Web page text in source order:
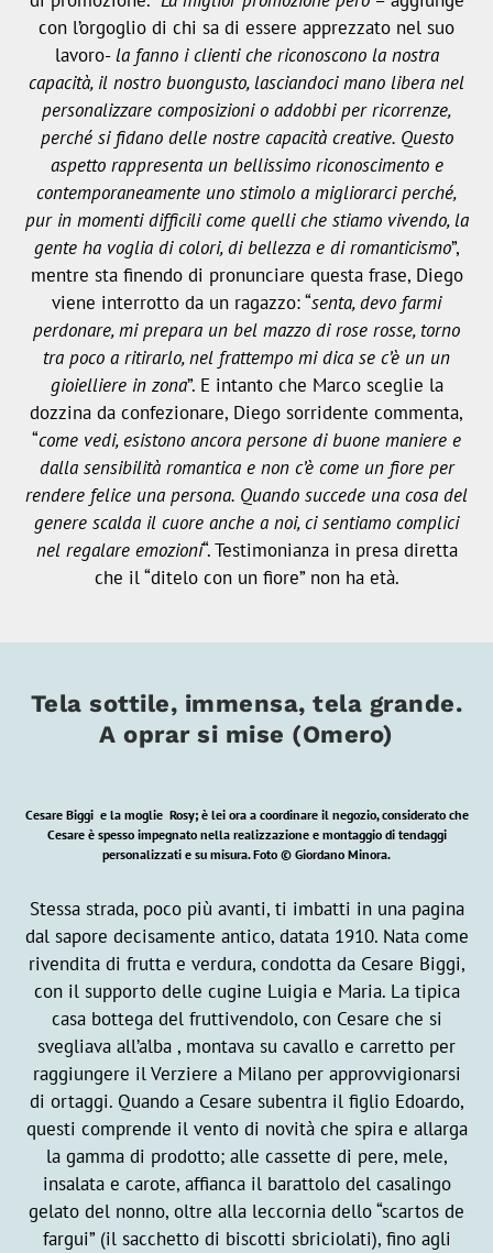
con l’orgoglio di chi sa di essere apprezzato nel suo
lavoro-la fanno i clienti che riconoscono la nostra
capacità, il nostro buongusto, lasciandoci mano libera nel
personalizzare composizioni o addobbi per ricorrenze,
perché si fidano delle nostre capacità creative. Questo
aspetto rappresenta un bellissimo riconoscimento e
contemporaneamente uno stimolo a migliorarci perché,
pur in momenti difficili come quelli che stiamo vivendo, la
gente ha voglia di colori, di bellezza e di romanticismo”,
mentre sta finendo di pronunciare questa frase, Diego
viene interrotto da un ragazzo: “senta, devo farmi
perdonare, mi prepara un bel mazzo di rose rosse, torno
tra poco a ritirarlo, nel frattempo mi dica se c’è un un
gioielliere in zona”. E intanto che Marco sceglie la
dozzina da confezionare, Diego sorridente commenta,
“come vedi, esistono ancora persone di buone maniere e
dalla sensibilità romantica e non c’è come un fiore per
rendere felice una persona. Quando succede una cosa del
genere scalda il cuore anche a noi, ci sentiamo complici
nel regalare emozioni“. Testimonianza in presa diretta
che il “ditelo con un fiore” non ha età.
Tela sottile, immensa, tela grande.
A oprar si mise (Omero)
Cesare Biggi e la moglie Rosy; è lei ora a coordinare il negozio, considerato che
Cesare è spesso impegnato nella realizzazione e montaggio di tendaggi
personalizzati e su misura.Foto © Giordano Minora.
Stessa strada, poco più avanti, ti imbatti in una pagina
dal sapore decisamente antico, datata 1910. Nata come
rivendita di frutta e verdura, condotta da Cesare Biggi,
con il supporto delle cugine Luigia e Maria. La tipica
casa bottega del fruttivendolo, con Cesare che si
svegliava all’alba , montava su cavallo e carretto per
raggiungere il Verziere a Milano per approvvigionarsi
di ortaggi. Quando a Cesare subentra il figlio Edoardo,
questi comprende il vento di novità che spira e allarga
la gamma di prodotto; alle cassette di pere, mele,
insalata e carote, affianca il barattolo del casalingo
gelato del nonno, oltre alla leccornia dello “scartos de
fargui” (il sacchetto di biscotti sbriciolati), fino agli